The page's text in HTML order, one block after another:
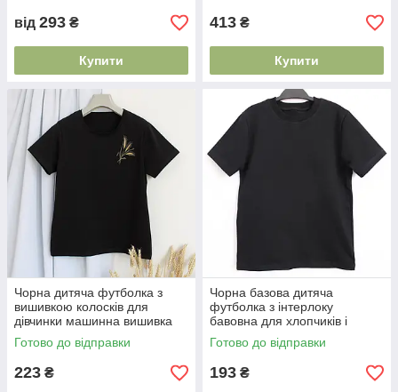
від 293 ₴
Купити
413 ₴
Купити
Чорна дитяча футболка з
вишивкою колосків для
дівчинки машинна вишивка
пшениця 92-152
Готово до відправки
223 ₴
Чорна базова дитяча
футболка з інтерлоку
бавовна для хлопчиків і
дівчаток розміри 92-152
Готово до відправки
193 ₴